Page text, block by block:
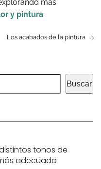
más
y pintura.
Los acabados de la pintura
Buscar
tonos de
adecuado